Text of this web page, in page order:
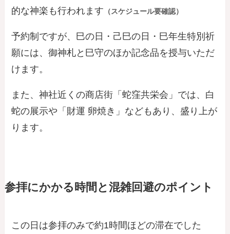
的な神楽も行われます （スケジュール要確認）
予約制ですが、巳の日・己巳の日・巳年生特別祈
願には、御神札と巳守のほか記念品を授与いただ
けます。
また、神社近くの商店街「蛇窪共栄会」では、白
蛇の展示や「財運 卵焼き」などもあり、盛り上が
ります。
参拝にかかる時間と混雑回避のポイント
この日は参拝のみで約1時間ほどの滞在でした